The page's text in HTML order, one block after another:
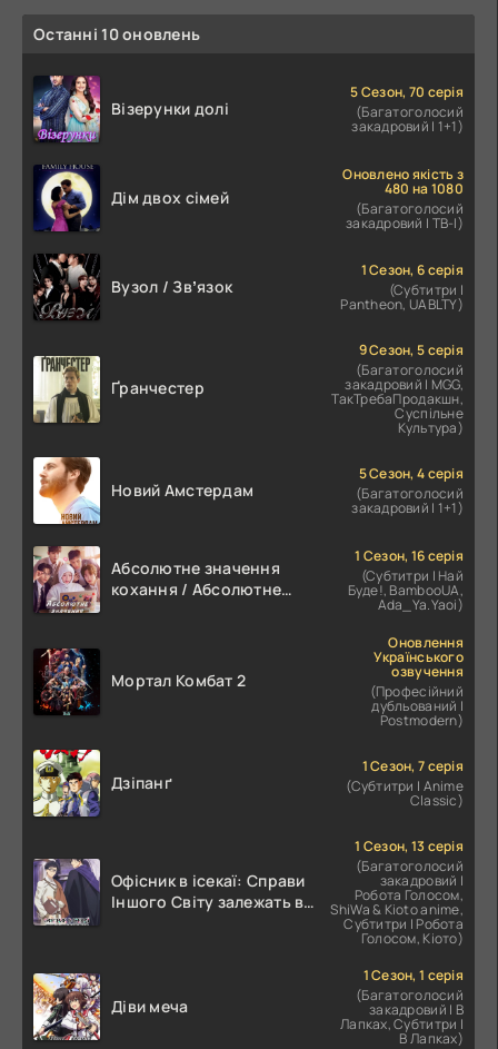
Останні 10 оновлень
Візерунки долі
5 Сезон, 70 серія
(Багатоголосий
закадровий | 1+1)
Дім двох сімей
Оновлено якість з
480 на 1080
(Багатоголосий
закадровий | ТВ-І)
Вузол / Звʼязок
1 Сезон, 6 серія
(Субтитри |
Pantheon, UABLTY)
Ґранчестер
9 Сезон, 5 серія
(Багатоголосий
закадровий | MGG,
ТакТребаПродакшн,
Суспільне
Культура)
Новий Амстердам
5 Сезон, 4 серія
(Багатоголосий
закадровий | 1+1)
Абсолютне значення
кохання / Абсолютне
1 Сезон, 16 серія
(Субтитри | Най
Буде!, BambooUA,
Ada_Ya.Yaoi)
Мортал Комбат 2
Оновлення
Українського
озвучення
(Професійний
дубльований |
Postmodern)
Дзіпанґ
1 Сезон, 7 серія
(Субтитри | Anime
Classic)
Офісник в ісекаї: Справи
Іншого Світу залежать від
1 Сезон, 13 серія
(Багатоголосий
закадровий |
Робота Голосом,
ShiWa & Kioto anime,
Субтитри | Робота
Голосом, Кіото)
Діви меча
1 Сезон, 1 серія
(Багатоголосий
закадровий | В
Лапках, Субтитри |
В Лапках)